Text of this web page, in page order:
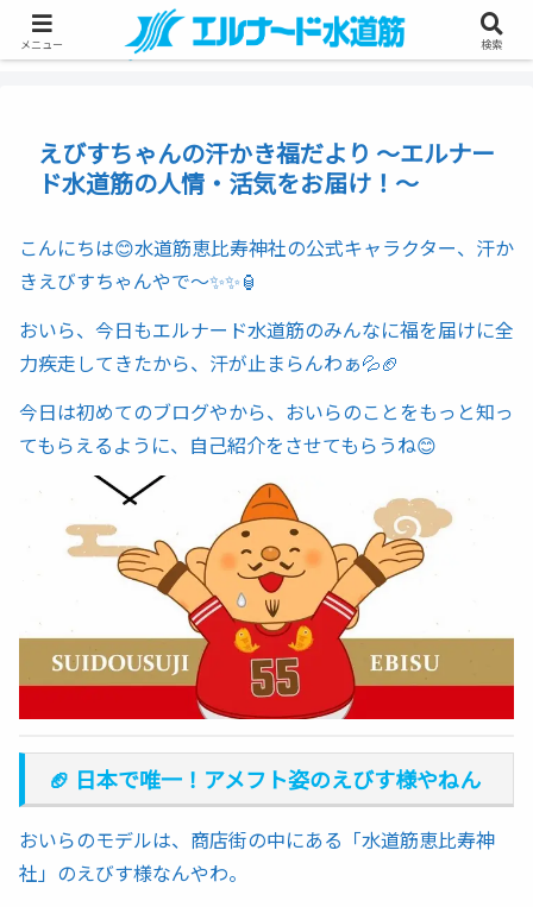
えびすちゃんの汗かき福だより 〜エルナー
ド水道筋の人情・活気をお届け！〜
こんにちは😊水道筋恵比寿神社の公式キャラクター、汗か
きえびすちゃんやで〜✨✨🏮
おいら、今日もエルナード水道筋のみんなに福を届けに全
力疾走してきたから、汗が止まらんわぁ💦🏈
今日は初めてのブログやから、おいらのことをもっと知っ
てもらえるように、自己紹介をさせてもらうね😊
🏈 日本で唯一！アメフト姿のえびす様やねん
おいらのモデルは、商店街の中にある「水道筋恵比寿神
社」のえびす様なんやわ。
メニュー 検索